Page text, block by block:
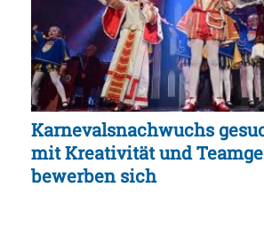
Karnevalsnachwuchs
mit Kreativität und
bewerben sich